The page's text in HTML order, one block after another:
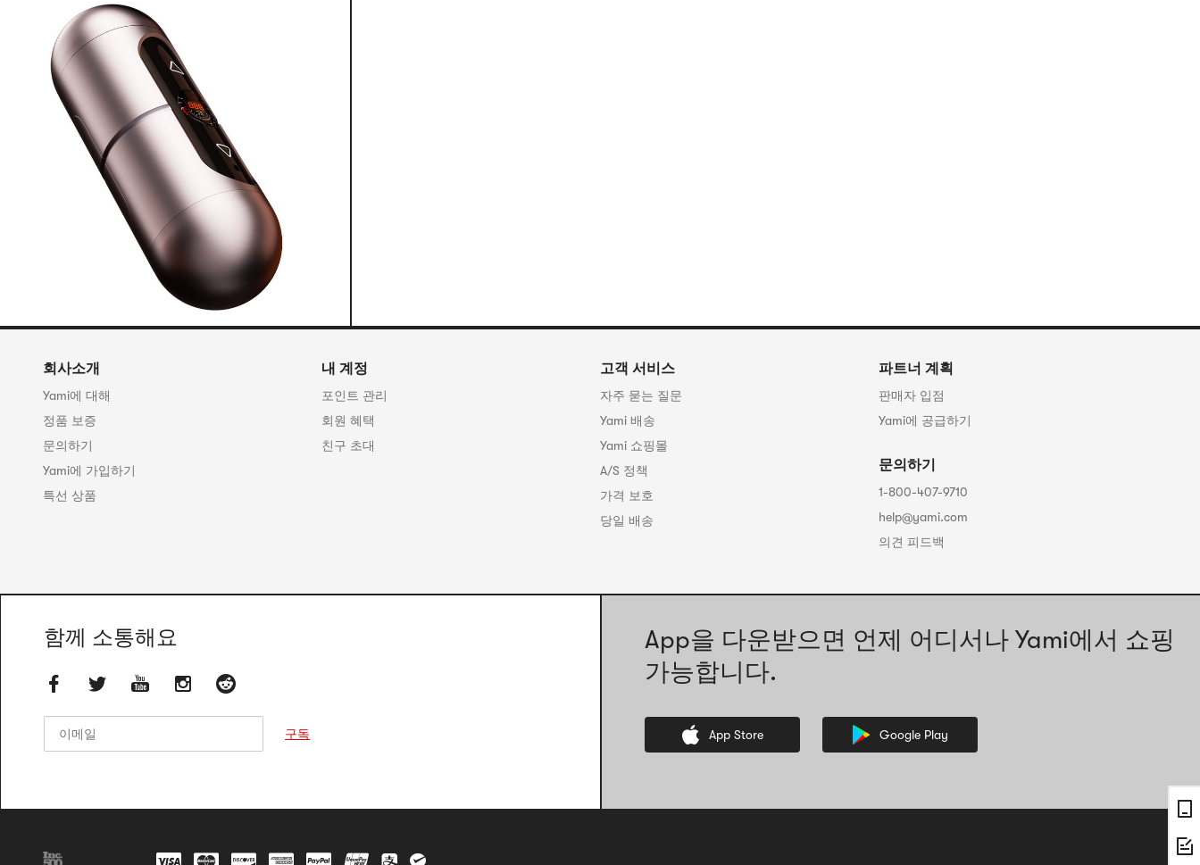
회사소개
Yami에 대해
정품 보증
문의하기
Yami에 가입하기
특선 상품
내 계정
포인트 관리
회원 혜택
친구 초대
고객 서비스
자주 묻는 질문
Yami 배송
Yami 쇼핑몰
A/S 정책
가격 보호
당일 배송
파트너 계획
판매자 입점
Yami에 공급하기
문의하기
1-800-407-9710
help@yami.com
의견 피드백
함께 소통해요
구독
App을 다운받으면 언제 어디서나 Yami에서 쇼핑
가능합니다.
App Store Google Play